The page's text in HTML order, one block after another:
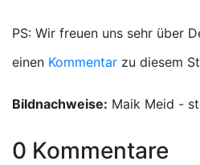
PS: Wir freuen uns sehr über
einen Kommentar zu diesem
Bildnachweise: Maik Meid -
0 Kommentare